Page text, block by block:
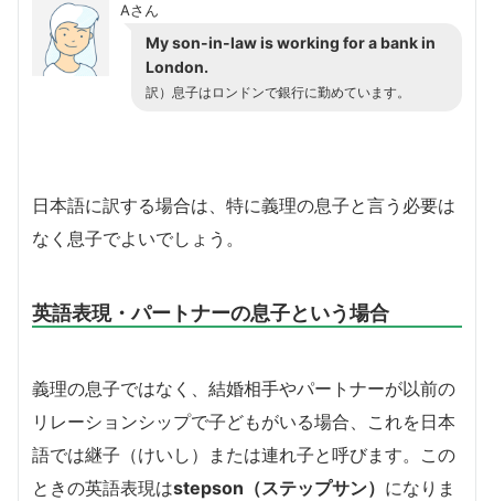
Aさん
My son-in-law is working for a bank in
London.
訳）息子はロンドンで銀行に勤めています。
日本語に訳する場合は、特に義理の息子と言う必要は
なく息子でよいでしょう。
英語表現・パートナーの息子という場合
義理の息子ではなく、結婚相手やパートナーが以前の
リレーションシップで子どもがいる場合、これを日本
語では継子（けいし）または連れ子と呼びます。この
ときの英語表現はstepson（ステップサン） になりま